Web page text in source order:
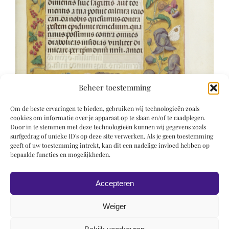
Beheer toestemming
Om de beste ervaringen te bieden, gebruiken wij technologieën zoals
cookies om informatie over je apparaat op te slaan en/of te raadplegen.
Door in te stemmen met deze technologieën kunnen wij gegevens zoals
surfgedrag of unieke ID's op deze site verwerken. Als je geen toestemming
geeft of uw toestemming intrekt, kan dit een nadelige invloed hebben op
bepaalde functies en mogelijkheden.
Accepteren
Weiger